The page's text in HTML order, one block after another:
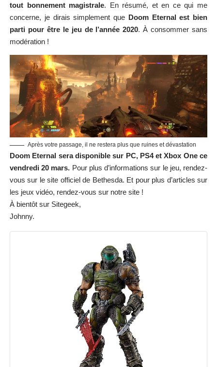
tout bonnement magistrale. En résumé, et en ce qui me
concerne, je dirais simplement que Doom Eternal est bien
parti pour être le jeu de l’année 2020. À consommer sans
modération !
Après votre passage, il ne restera plus que ruines et dévastation
Doom Eternal sera disponible sur PC, PS4 et Xbox One ce
vendredi 20 mars. Pour plus d’informations sur le jeu, rendez-
vous sur le site officiel de Bethesda. Et pour plus d’articles sur
les jeux vidéo, rendez-vous sur notre site !
À bientôt sur Sitegeek,
Johnny.